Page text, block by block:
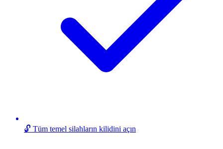
🔓 Tüm temel silahların kilidini açın